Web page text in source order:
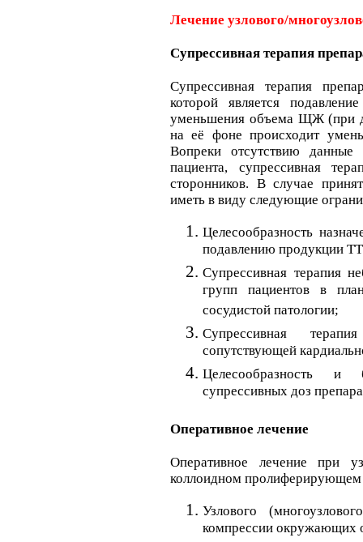
Лечение узлового/
Супрессивная терапия
Супрессивная терапия
которой является
уменьшения объема ЩЖ (при
на её фоне происходит
Вопреки отсутствию
пациента, супрессивная
сторонников. В случае
иметь в виду следующие
Целесообразность
подавлению продукции
Супрессивная терапия
групп пациентов в
сосудистой патологии;
Супрессивная
сопутствующей
Целесообразность и
супрессивных доз
Оперативное лечение
Оперативное лечение при
коллоидном пролиферирующем
Узлового
компрессии окружающих